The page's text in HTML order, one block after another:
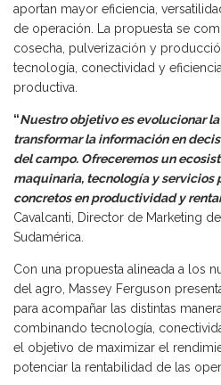
aportan mayor eficiencia,
de operación. La propuesta se
cosecha, pulverización y
tecnología, conectividad y
productiva.
“Nuestro objetivo es evolucionar
transformar la información en
del campo. Ofreceremos un
maquinaria, tecnología y servicios
concretos en productividad y
Cavalcanti, Director de Marketing
Sudamérica.
Con una propuesta alineada a los
del agro, Massey Ferguson
para acompañar las distintas
combinando tecnología,
el objetivo de maximizar el
potenciar la rentabilidad de las